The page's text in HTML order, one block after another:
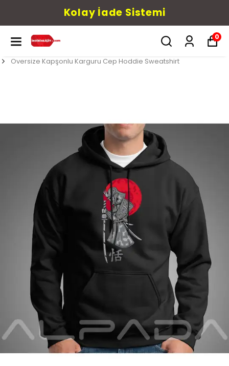
Kolay İade Sistemi
0
Oversize Kapşonlu Karguru Cep Hoddie Sweatshirt